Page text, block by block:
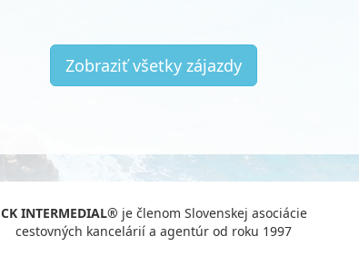
Zobraziť všetky zájazdy
CK INTERMEDIAL® je členom Slovenskej asociácie
cestovných kancelárií a agentúr od roku 1997